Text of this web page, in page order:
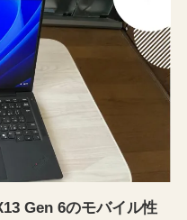
Gen 6のモバイル性